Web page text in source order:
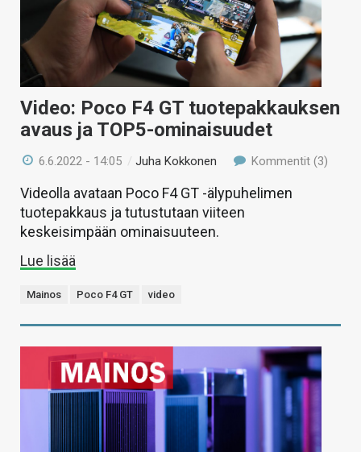
Video: Poco F4 GT tuotepakkauksen
avaus ja TOP5-ominaisuudet
6.6.2022 - 14:05 /Juha Kokkonen Kommentit (3)
Videolla avataan Poco F4 GT -älypuhelimen
tuotepakkaus ja tutustutaan viiteen
keskeisimpään ominaisuuteen.
Lue lisää
Mainos Poco F4 GT video